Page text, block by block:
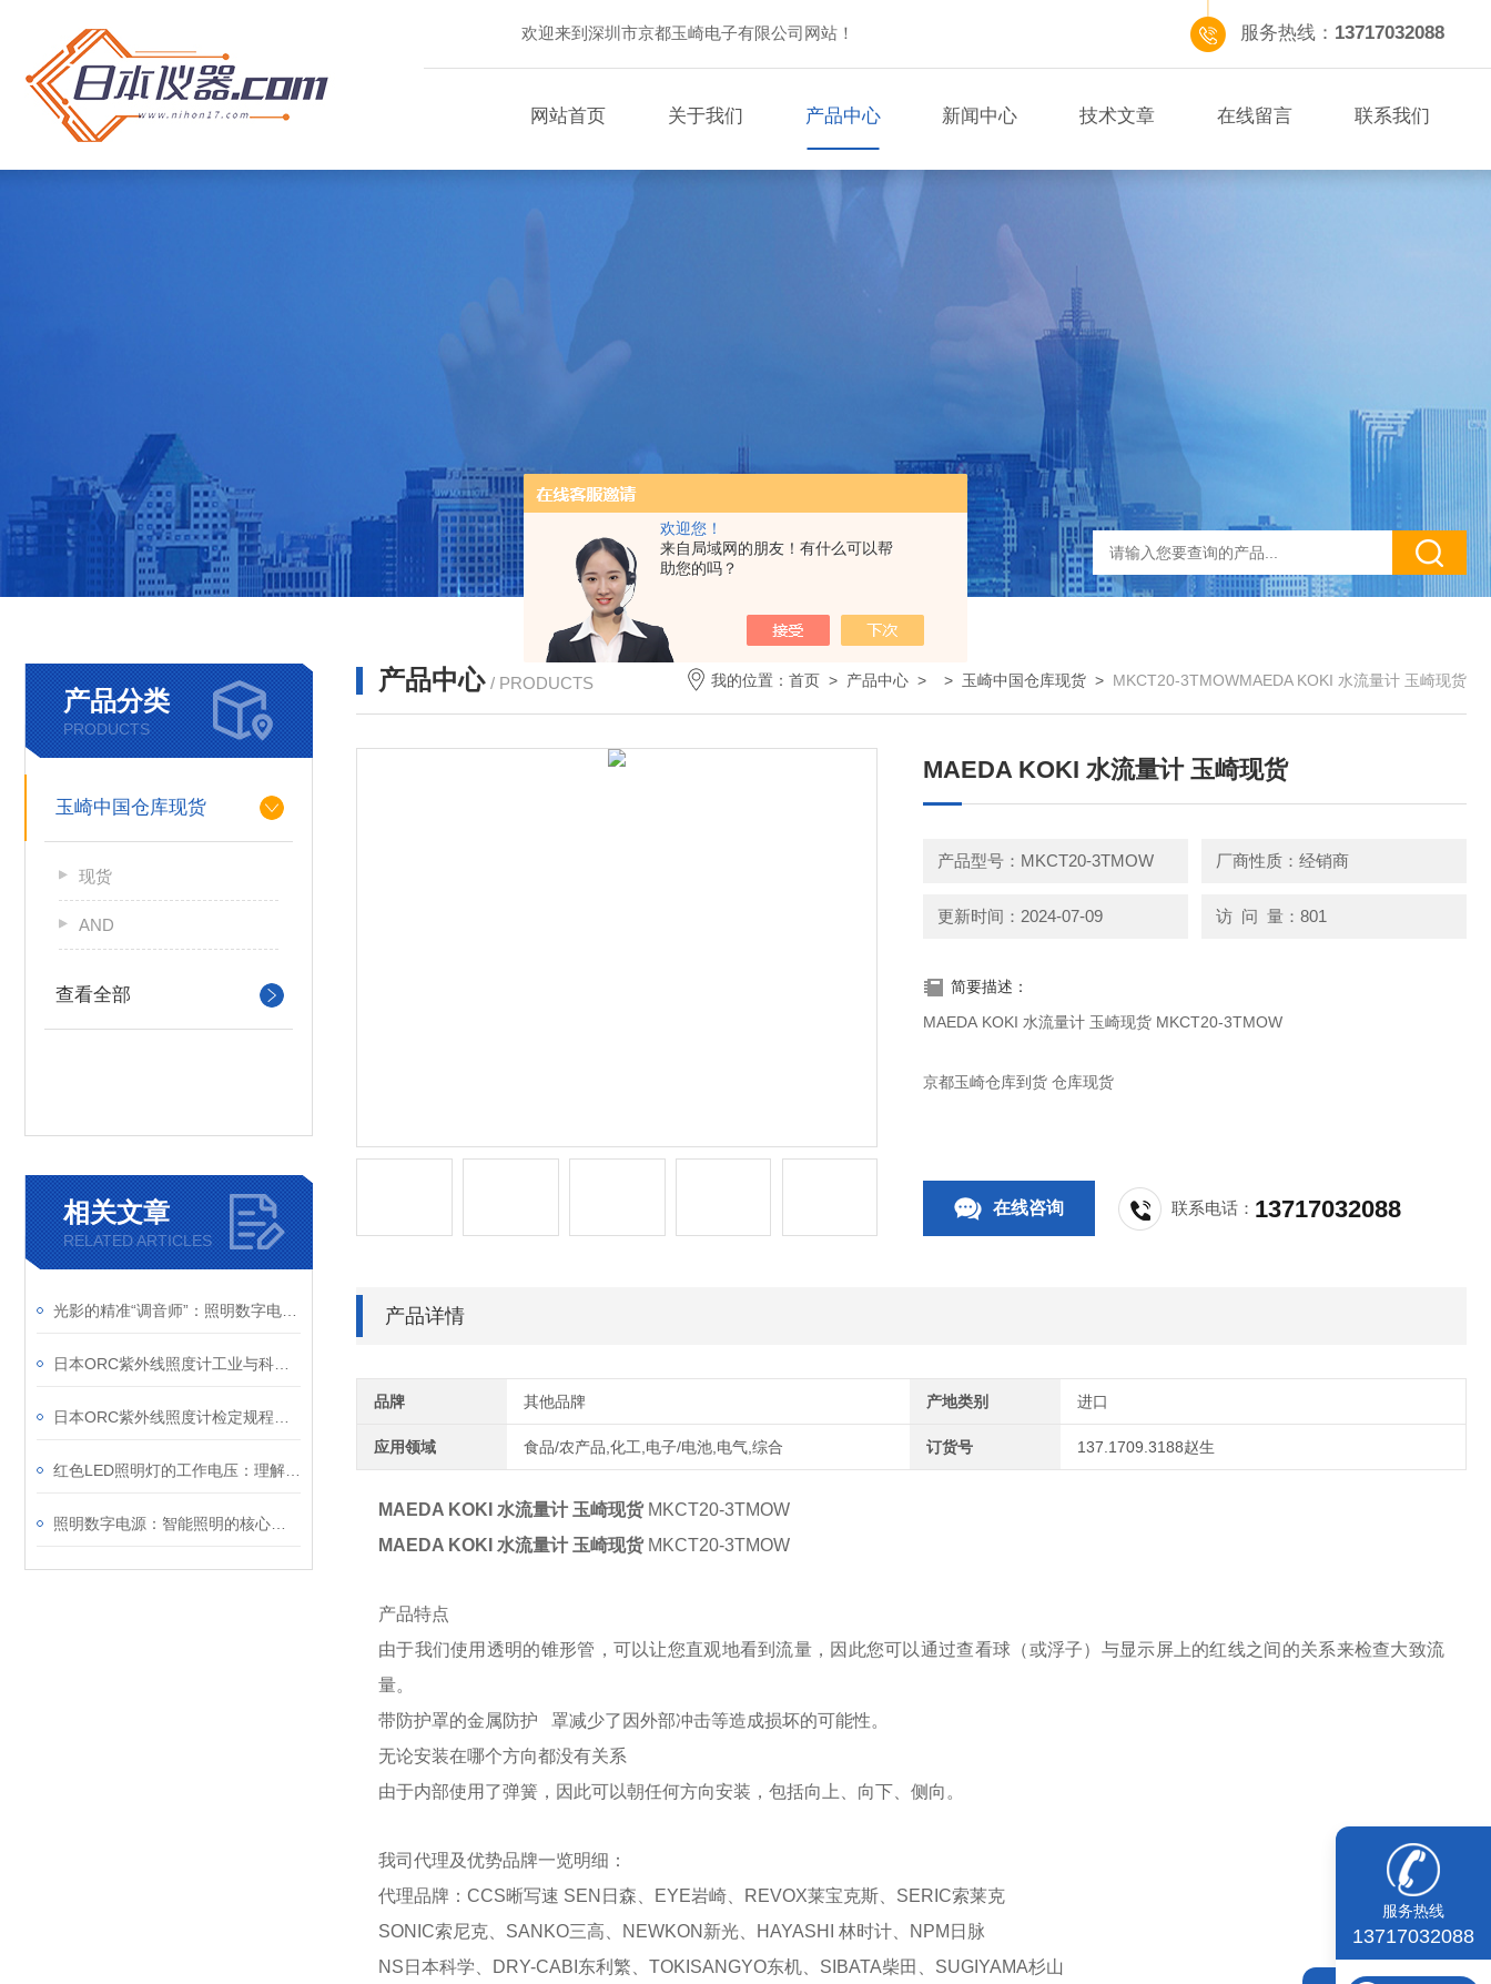
欢迎您！
来自局域网的朋友！有什么可以帮
助您的吗？
欢迎来到深圳市京都玉崎电子有限公司网站！ 服务热线： 13717032088
网站首页 关于我们 产品中心 新闻中心 技术文章 在线留言 联系我们
产品分类
PRODUCTS
玉崎中国仓库现货
现货
AND
查看全部
相关文章
RELATED ARTICLES
产品中心 / PRODUCTS 我的位置： 首页 > 产品中心 > > 玉崎中国仓库现货 > MKCT20-3TMOWMAEDA KOKI 水流量计 玉崎现货
MAEDA KOKI 水流量计 玉崎现货
产品型号：MKCT20-3TMOW 厂商性质：经销商
更新时间：2024-07-09 访 问 量：801
简要描述：
MAEDA KOKI 水流量计 玉崎现货 MKCT20-3TMOW
京都玉崎仓库到货 仓库现货
在线咨询 联系电话： 13717032088
产品详情
品牌 其他品牌 产地类别 进口
应用领域 食品/农产品,化工,电子/电池,电气,综合 订货号 137.1709.3188赵生
MAEDA KOKI 水流量计 玉崎现货MKCT20-3TMOW
MAEDA KOKI 水流量计 玉崎现货MKCT20-3TMOW
产品特点
由于我们使用透明的锥形管，可以让您直观地看到流量，因此您可以通过查看球（或浮子）与显示屏上的红线之间的关系来检查大致流
量。
带防护罩的金属防护 罩减少了因外部冲击等造成损坏的可能性。
无论安装在哪个方向都没有关系
由于内部使用了弹簧，因此可以朝任何方向安装，包括向上、向下、侧向。
我司代理及优势品牌一览明细：
代理品牌：CCS晰写速 SEN日森、EYE岩崎、REVOX莱宝克斯、SERIC索莱克
SONIC索尼克、SANKO三高、NEWKON新光、HAYASHI 林时计、NPM日脉
NS日本科学、DRY-CABI东利繁、TOKISANGYO东机、SIBATA柴田、SUGIYAMA杉山
服务热线
13717032088